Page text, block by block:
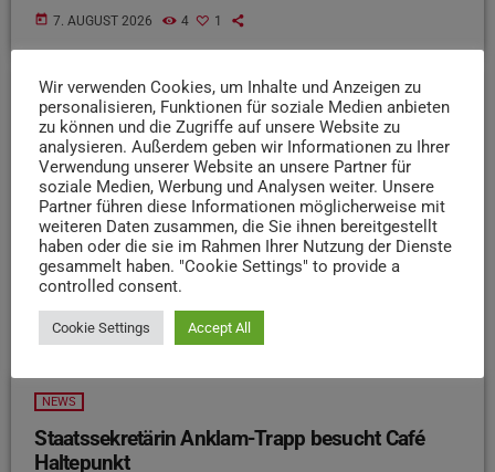
today 7. AUGUST 2026 4 1
NEWS
Staatssekretärin Anklam-Trapp besucht Café
Haltepunkt
Wir verwenden Cookies, um Inhalte und Anzeigen zu
personalisieren, Funktionen für soziale Medien anbieten
zu können und die Zugriffe auf unsere Website zu
analysieren. Außerdem geben wir Informationen zu Ihrer
Verwendung unserer Website an unsere Partner für
soziale Medien, Werbung und Analysen weiter. Unsere
Partner führen diese Informationen möglicherweise mit
weiteren Daten zusammen, die Sie ihnen bereitgestellt
haben oder die sie im Rahmen Ihrer Nutzung der Dienste
gesammelt haben. "Cookie Settings" to provide a
controlled consent.
Cookie Settings Accept All